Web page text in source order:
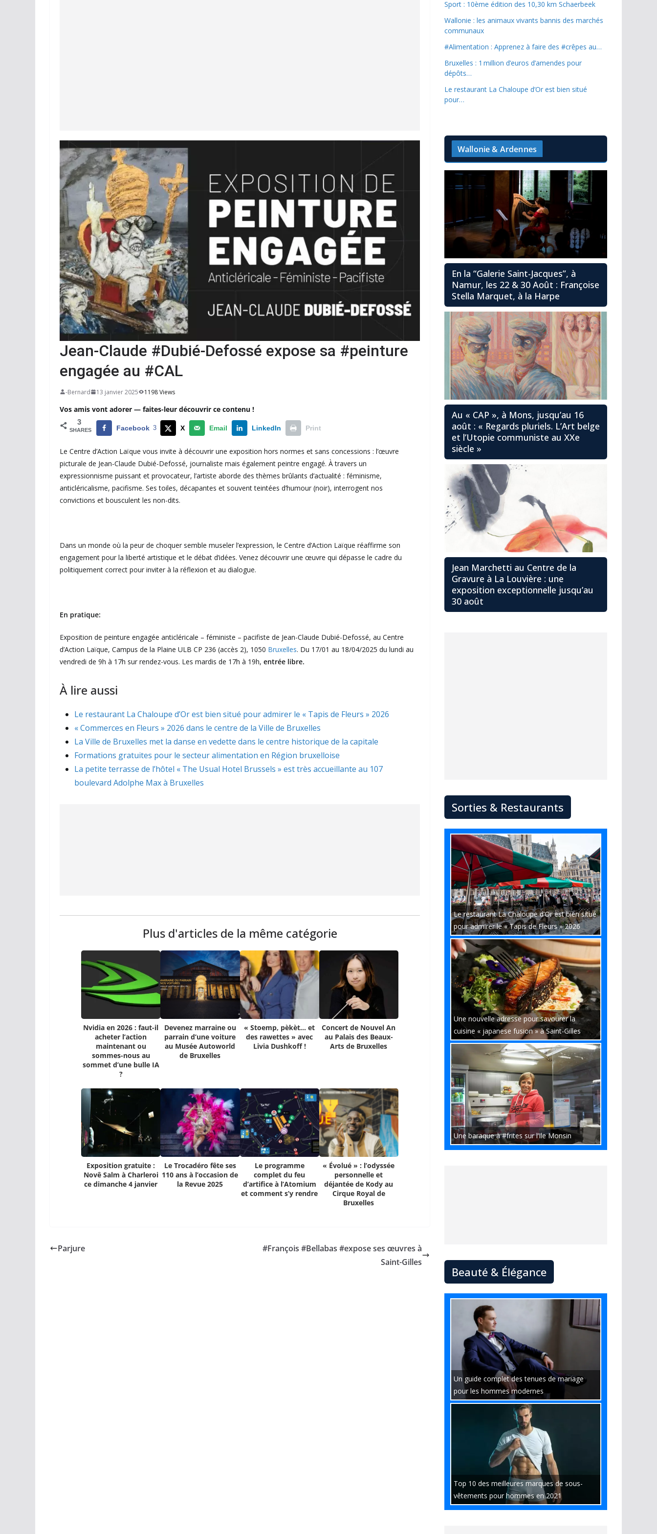
Jean-Claude #Dubié-Defossé expose sa #peinture
engagée au #CAL
-Bernard 13 janvier 2025 1198 Views
Vos amis vont adorer — faites-leur découvrir ce contenu !
3
SHARES Facebook 3 X Email LinkedIn Print
Le Centre d’Action Laïque vous invite à découvrir une exposition hors normes et sans concessions : l’œuvre
picturale de Jean-Claude Dubié-Defossé, journaliste mais également peintre engagé. À travers un
expressionnisme puissant et provocateur, l’artiste aborde des thèmes brûlants d’actualité : féminisme,
anticléricalisme, pacifisme. Ses toiles, décapantes et souvent teintées d’humour (noir), interrogent nos
convictions et bousculent les non-dits.
Dans un monde où la peur de choquer semble museler l’expression, le Centre d’Action Laïque réaffirme son
engagement pour la liberté artistique et le débat d’idées. Venez découvrir une œuvre qui dépasse le cadre du
politiquement correct pour inviter à la réflexion et au dialogue.
En pratique:
Exposition de peinture engagée anticléricale – féministe – pacifiste de Jean-Claude Dubié-Defossé, au Centre
d’Action Laïque, Campus de la Plaine ULB CP 236 (accès 2), 1050 Bruxelles. Du 17/01 au 18/04/2025 du lundi au
vendredi de 9h à 17h sur rendez-vous. Les mardis de 17h à 19h, entrée libre.
À lire aussi
Le restaurant La Chaloupe d’Or est bien situé pour admirer le « Tapis de Fleurs » 2026
« Commerces en Fleurs » 2026 dans le centre de la Ville de Bruxelles
La Ville de Bruxelles met la danse en vedette dans le centre historique de la capitale
Formations gratuites pour le secteur alimentation en Région bruxelloise
La petite terrasse de l’hôtel « The Usual Hotel Brussels » est très accueillante au 107
boulevard Adolphe Max à Bruxelles
Plus d'articles de la même catégorie
Nvidia en 2026 : faut-il
acheter l’action
maintenant ou
sommes-nous au
sommet d’une bulle IA
?
Devenez marraine ou
parrain d’une voiture
au Musée Autoworld
de Bruxelles
« Stoemp, pèkèt… et
des rawettes » avec
Livia Dushkoff !
Concert de Nouvel An
au Palais des Beaux-
Arts de Bruxelles
Exposition gratuite :
Novê Salm à Charleroi
ce dimanche 4 janvier
Le Trocadéro fête ses
110 ans à l’occasion de
la Revue 2025
Le programme
complet du feu
d’artifice à l’Atomium
et comment s’y rendre
« Évolué » : l’odyssée
personnelle et
déjantée de Kody au
Cirque Royal de
Bruxelles
Parjure
#François #Bellabas #expose ses œuvres à
Saint-Gilles
Sport : 10ème édition des 10,30 km Schaerbeek
Wallonie : les animaux vivants bannis des marchés
communaux
#Alimentation : Apprenez à faire des #crêpes au…
Bruxelles : 1 million d’euros d’amendes pour
dépôts…
Le restaurant La Chaloupe d’Or est bien situé
pour…
Wallonie & Ardennes
En la “Galerie Saint-Jacques”, à
Namur, les 22 & 30 Août : Françoise
Stella Marquet, à la Harpe
Au « CAP », à Mons, jusqu’au 16
août : « Regards pluriels. L’Art belge
et l’Utopie communiste au XXe
siècle »
Jean Marchetti au Centre de la
Gravure à La Louvière : une
exposition exceptionnelle jusqu’au
30 août
Sorties & Restaurants
Le restaurant La Chaloupe d’Or est bien situé
pour admirer le « Tapis de Fleurs » 2026
Une nouvelle adresse pour savourer la
cuisine « japanese fusion » à Saint-Gilles
Une baraque à #frites sur l’Ile Monsin
Beauté & Élégance
Un guide complet des tenues de mariage
pour les hommes modernes
Top 10 des meilleures marques de sous-
vêtements pour hommes en 2021